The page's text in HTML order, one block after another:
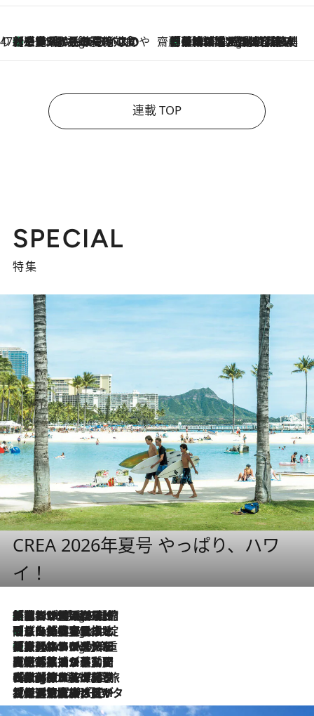
47都道府県の手みやげ ひんやりスイーツで夏を満喫
3 Hours Ago
【三重県】この夏絶対食べたい 冷やしておいしいおやつ3選 お餅×アイスの新感覚スイーツ 齋藤 薫 美容脳ルネサンス
3 Hours Ago
「荷物が増えるほど旅ストレスは増す」美容ジャーナリストがたどり着いた最終結論。“化粧品を劇的に減らす”感動の凝縮美容とは
連載 TOP
SPECIAL
特集
CREA 2026年夏号 やっぱり、ハワ
イ！
3 Hours Ago
「荷物が増えるほど旅ストレスは増す」美容ジャーナリストがたどり着いた最終結論。“化粧品を劇的に減らす”感動の凝縮美容とは
3 Hours Ago
「旅先には金髪ウィッグを持参」日本と同じメイクでは損してる!? 美容ジャーナリストが提案する“掟破りの旅美容”とは
3 Hours Ago
【厳選旅コスメ】「身軽さ＆UV対策重視！」ヘアアーティストshucoが選んだ夏旅ベストコスメを発表【Mサイズジップ】
2026.8.5
【厳選旅コスメ】国内をあちこち移動する河井菜摘が選んだ夏旅ベストコスメ発表！「リラックスアイテムはマスト」【Mサイズジップ】
2026.8.4
【厳選旅コスメ】「紫外線＆乾燥対策しながらメイク感も！」ヘア＆メイクGeorgeが選んだ夏旅ベストコスメを発表！【Mサイズジップ】
2026.8.3
【厳選旅コスメ】「保湿もタイパ重視！」“サウナ好き”タレント清水みさとが愛用する夏旅ベストコスメを発表！【Mサイズジップ】